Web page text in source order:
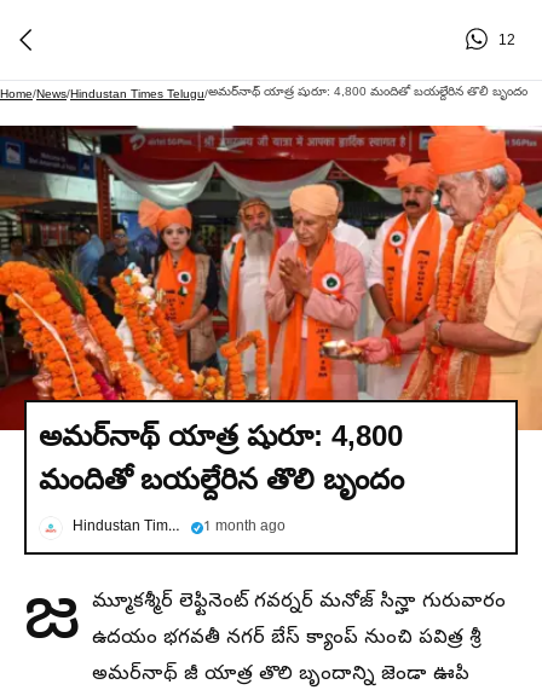
12
Home/News/Hindustan Times Telugu/అమర్‌నాథ్ యాత్ర షురూ: 4,800 మందితో బయల్దేరిన తొలి బృందం
అమర్‌నాథ్ యాత్ర షురూ: 4,800
మందితో బయల్దేరిన తొలి బృందం
Hindustan Times Telugu 1 month ago
జ మ్మూకశ్మీర్ లెఫ్టినెంట్ గవర్నర్ మనోజ్ సిన్హా గురువారం
ఉదయం భగవతీ నగర్ బేస్ క్యాంప్ నుంచి పవిత్ర శ్రీ
అమర్‌నాథ్ జీ యాత్ర తొలి బృందాన్ని జెండా ఊపి